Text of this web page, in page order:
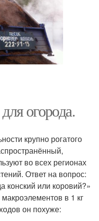
огорода.
крупно рогатого
во всех регионах
Ответ на вопрос:
конский или коровий?»
в 1 кг
он похуже: